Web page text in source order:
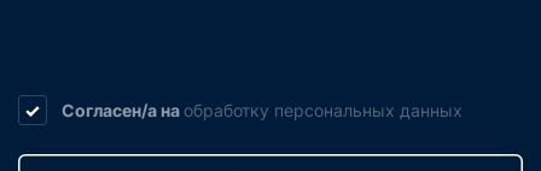
Согласен/а на обработку персональных данных